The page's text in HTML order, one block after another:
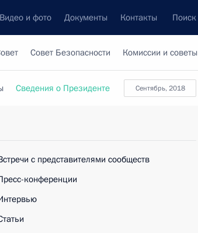
Видео и фото Документы Контакты Поиск
Совет Безопасности Комиссии и советы
сентябрь, 2018
Сведения о Президенте
с представителями сообществ
конференции